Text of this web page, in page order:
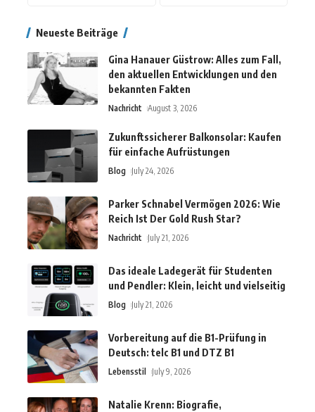
Neueste Beiträge
Gina Hanauer Güstrow: Alles zum Fall,
den aktuellen Entwicklungen und den
bekannten Fakten
Nachricht August 3, 2026
Zukunftssicherer Balkonsolar: Kaufen
für einfache Aufrüstungen
Blog July 24, 2026
Parker Schnabel Vermögen 2026: Wie
Reich Ist Der Gold Rush Star?
Nachricht July 21, 2026
Das ideale Ladegerät für Studenten
und Pendler: Klein, leicht und vielseitig
Blog July 21, 2026
Vorbereitung auf die B1-Prüfung in
Deutsch: telc B1 und DTZ B1
Lebensstil July 9, 2026
Natalie Krenn: Biografie,